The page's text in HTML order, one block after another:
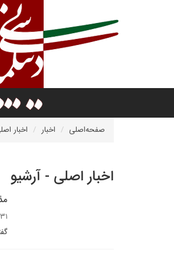
صفحه‌اصلی اخبار اخبار
اخبار اصلی - آرشیو
۳۱ شهریور ۱۳۸۶